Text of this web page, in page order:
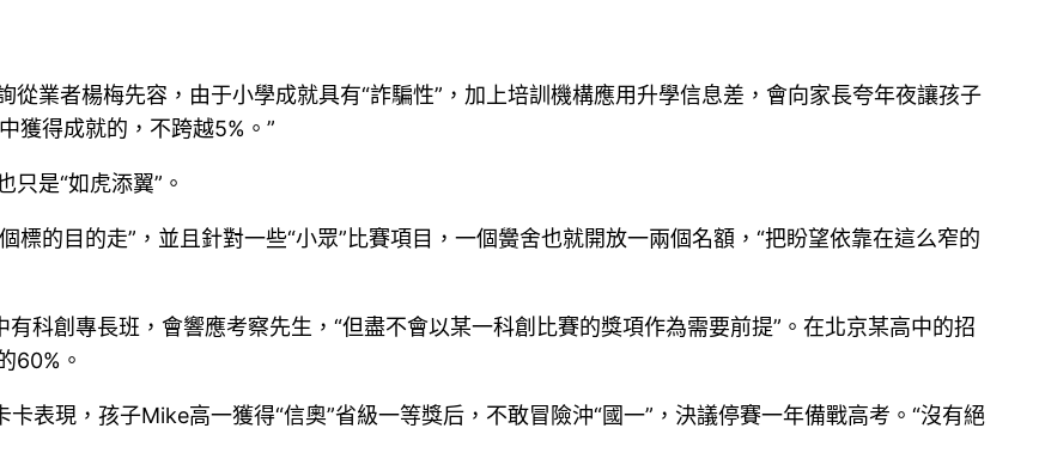
業者楊梅先容，由于小學成就具有“詐騙性”，加上培訓機構應用升學信息差，會向家長夸年夜讓孩子
獲得成就的，不跨越5%。”
只是“如虎添翼”。
標的目的走”，並且針對一些“小眾”比賽項目，一個黌舍也就開放一兩個名額，“把盼望依靠在這么窄的
科創專長班，會響應考察先生，“但盡不會以某一科創比賽的獎項作為需要前提”。在北京某高中的招
60%。
表現，孩子Mike高一獲得“信奧”省級一等獎后，不敢冒險沖“國一”，決議停賽一年備戰高考。“沒有絕